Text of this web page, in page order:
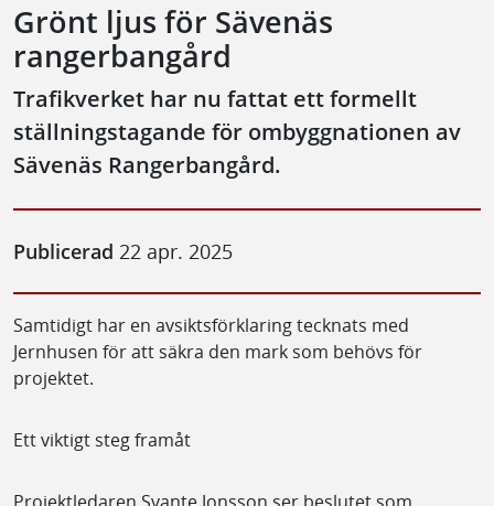
Grönt ljus för Sävenäs
rangerbangård
Trafikverket har nu fattat ett formellt
ställningstagande för ombyggnationen av
Sävenäs Rangerbangård.
Publicerad 22 apr. 2025
Samtidigt har en avsiktsförklaring tecknats med
Jernhusen för att säkra den mark som behövs för
projektet.
Ett viktigt steg framåt
Projektledaren Svante Jonsson ser beslutet som